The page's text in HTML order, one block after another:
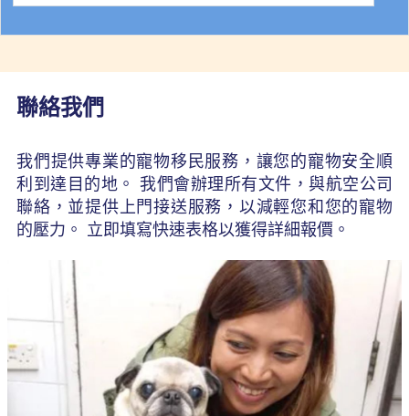
聯絡我們
我們提供專業的寵物移民服務，讓您的寵物安全順
利到達目的地。 我們會辦理所有文件，與航空公司
聯絡，並提供上門接送服務，以減輕您和您的寵物
的壓力。 立即填寫快速表格以獲得詳細報價。